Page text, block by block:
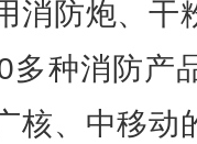
消防炮、干
多种消防产
核、中移动